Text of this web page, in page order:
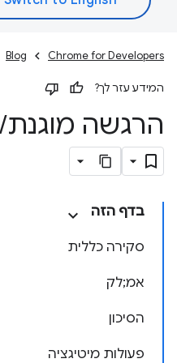
Chrome for Developers
Blog
המידע עזר לך?
הרגשה מוגנת/
בדף הזה
סקירה כללית
אמ;לק
הסיכון
פעולות מיטיגציה